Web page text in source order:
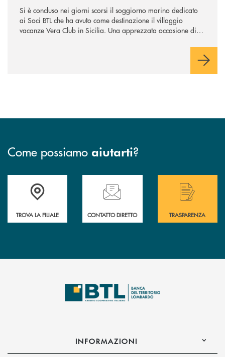
Si è concluso nei giorni scorsi il soggiorno marino dedicato
ai Soci BTL che ha avuto come destinazione il villaggio
vacanze Vera Club in Sicilia. Una apprezzata occasione di
Come possiamo aiutarti?
Accedi all' elenco completo delle filiali .
TROVA LA FILIALE
Hai bisogno di assistenza immediata?
CONTATTO DIRETTO
Hai bisogno di
TRASPARENZA
INFORMAZIONI